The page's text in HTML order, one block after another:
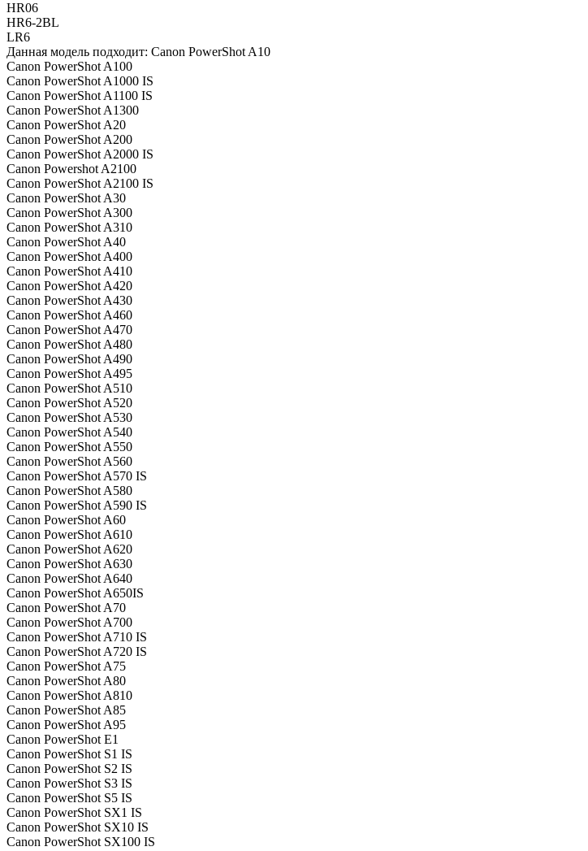
HR06
HR6-2BL
LR6
Данная модель подходит: Canon PowerShot A10
Canon PowerShot A100
Canon PowerShot A1000 IS
Canon PowerShot A1100 IS
Canon PowerShot A1300
Canon PowerShot A20
Canon PowerShot A200
Canon PowerShot A2000 IS
Canon Powershot A2100
Canon PowerShot A2100 IS
Canon PowerShot A30
Canon PowerShot A300
Canon PowerShot A310
Canon PowerShot A40
Canon PowerShot A400
Canon PowerShot A410
Canon PowerShot A420
Canon PowerShot A430
Canon PowerShot A460
Canon PowerShot A470
Canon PowerShot A480
Canon PowerShot A490
Canon PowerShot A495
Canon PowerShot A510
Canon PowerShot A520
Canon PowerShot A530
Canon PowerShot A540
Canon PowerShot A550
Canon PowerShot A560
Canon PowerShot A570 IS
Canon PowerShot A580
Canon PowerShot A590 IS
Canon PowerShot A60
Canon PowerShot A610
Canon PowerShot A620
Canon PowerShot A630
Canon PowerShot A640
Canon PowerShot A650IS
Canon PowerShot A70
Canon PowerShot A700
Canon PowerShot A710 IS
Canon PowerShot A720 IS
Canon PowerShot A75
Canon PowerShot A80
Canon PowerShot A810
Canon PowerShot A85
Canon PowerShot A95
Canon PowerShot E1
Canon PowerShot S1 IS
Canon PowerShot S2 IS
Canon PowerShot S3 IS
Canon PowerShot S5 IS
Canon PowerShot SX1 IS
Canon PowerShot SX10 IS
Canon PowerShot SX100 IS